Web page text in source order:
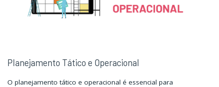
Planejamento Tático e Operacional
O planejamento tático e operacional é essencial para